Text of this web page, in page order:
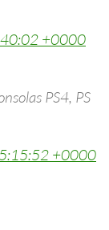
+0000
PS4, PS
+0000